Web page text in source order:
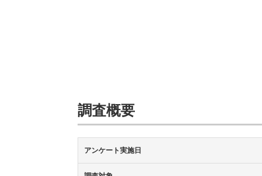
調査概要
アンケート実施日